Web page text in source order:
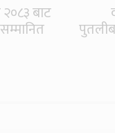
बाट